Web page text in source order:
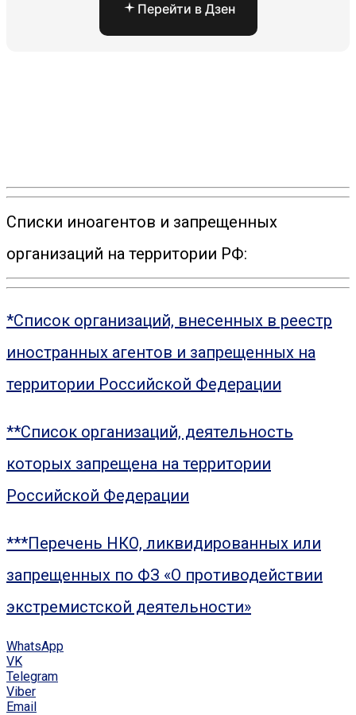
Перейти в Дзен
Списки иноагентов и запрещенных
организаций на территории РФ:
*Список организаций, внесенных в реестр
иностранных агентов и запрещенных на
территории Российской Федерации
**Список организаций, деятельность
которых запрещена на территории
Российской Федерации
***Перечень НКО, ликвидированных или
запрещенных по ФЗ «О противодействии
экстремистской деятельности»
WhatsApp
VK
Telegram
Viber
Email